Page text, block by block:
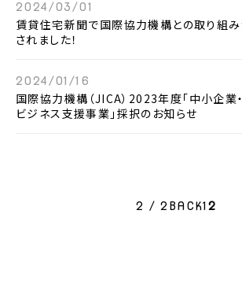
2024/03/01
賃貸住宅新聞で国際協力機構との取り組
されました！
2024/01/16
国際協力機構（JICA）2023年度「中小企業
ビジネス支援事業」採択のお知らせ
2 / 2 BACK1 2